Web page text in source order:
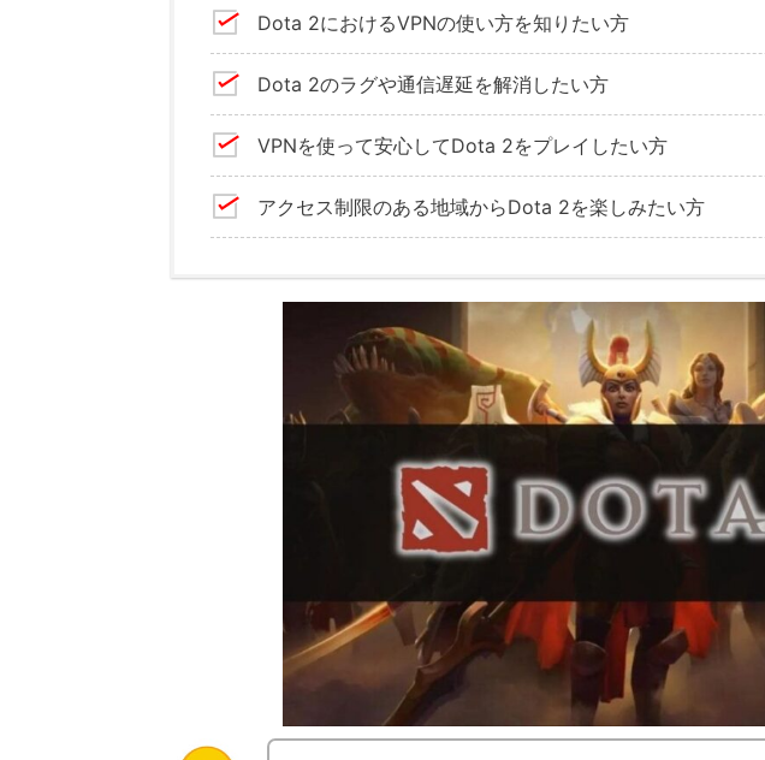
Dota 2におけるVPNの使い方を知りたい方
Dota 2のラグや通信遅延を解消したい方
VPNを使って安心してDota 2をプレイしたい方
アクセス制限のある地域からDota 2を楽しみたい方